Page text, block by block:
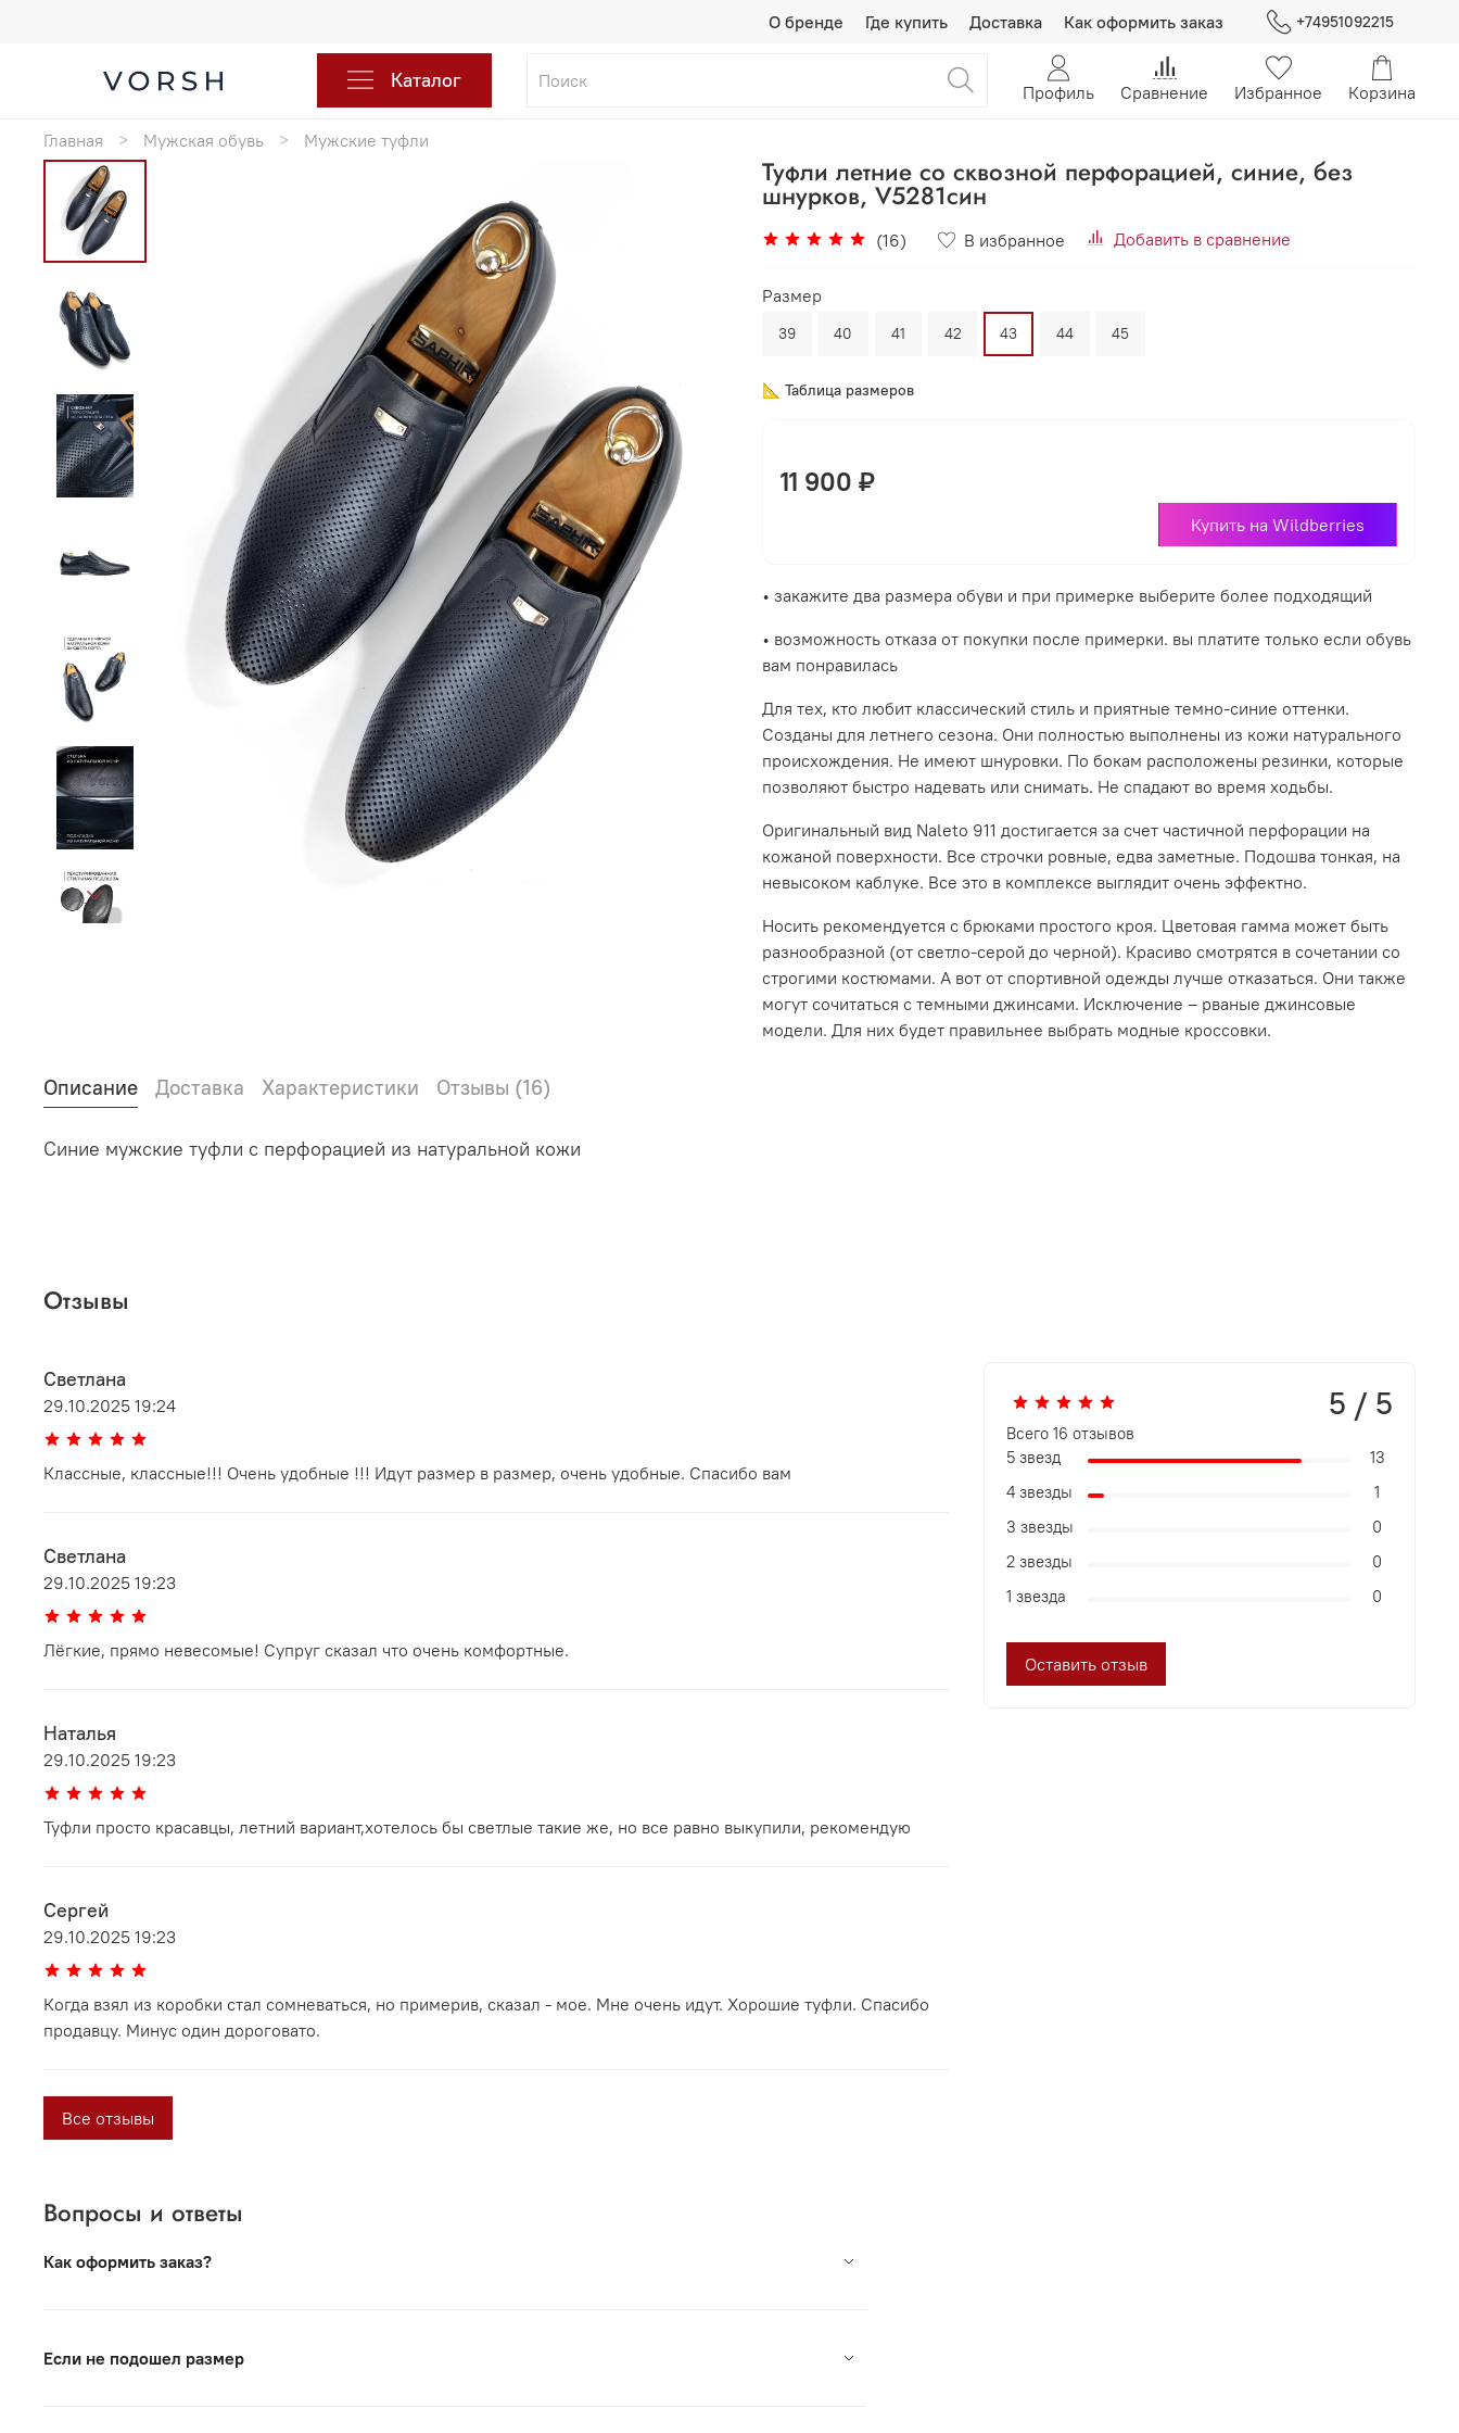
О бренде Где купить Доставка Как оформить заказ +74951092215
Каталог Профиль Сравнение Избранное Корзина
Главная Мужская обувь Мужские туфли
Туфли летние со сквозной перфорацией, синие, без
шнурков, V5281син
(16) В избранное Добавить в сравнение
Размер
39 40 41 42 43 44 45
📐 Таблица размеров
11 900 ₽
Купить на Wildberries
• закажите два размера обуви и при примерке выберите более подходящий
• возможность отказа от покупки после примерки. вы платите только если обувь
вам понравилась
Для тех, кто любит классический стиль и приятные темно-синие оттенки.
Созданы для летнего сезона. Они полностью выполнены из кожи натурального
происхождения. Не имеют шнуровки. По бокам расположены резинки, которые
позволяют быстро надевать или снимать. Не спадают во время ходьбы.
Оригинальный вид Naleto 911 достигается за счет частичной перфорации на
кожаной поверхности. Все строчки ровные, едва заметные. Подошва тонкая, на
невысоком каблуке. Все это в комплексе выглядит очень эффектно.
Носить рекомендуется с брюками простого кроя. Цветовая гамма может быть
разнообразной (от светло-серой до черной). Красиво смотрятся в сочетании со
строгими костюмами. А вот от спортивной одежды лучше отказаться. Они также
могут сочитаться с темными джинсами. Исключение – рваные джинсовые
модели. Для них будет правильнее выбрать модные кроссовки.
Описание Доставка Характеристики Отзывы (16)
Синие мужские туфли с перфорацией из натуральной кожи
Отзывы
Светлана
29.10.2025 19:24
Классные, классные!!! Очень удобные !!! Идут размер в размер, очень удобные. Спасибо вам
Светлана
29.10.2025 19:23
Лёгкие, прямо невесомые! Супруг сказал что очень комфортные.
Наталья
29.10.2025 19:23
Туфли просто красавцы, летний вариант,хотелось бы светлые такие же, но все равно выкупили, рекомендую
Сергей
29.10.2025 19:23
Когда взял из коробки стал сомневаться, но примерив, сказал - мое. Мне очень идут. Хорошие туфли. Спасибо
продавцу. Минус один дороговато.
Все отзывы
5 / 5
Всего16 отзывов
5 звезд
13
4 звезды
1
3 звезды
0
2 звезды
0
1 звезда
0
Оставить отзыв
Вопросы и ответы
Как оформить заказ?
Если не подошел размер